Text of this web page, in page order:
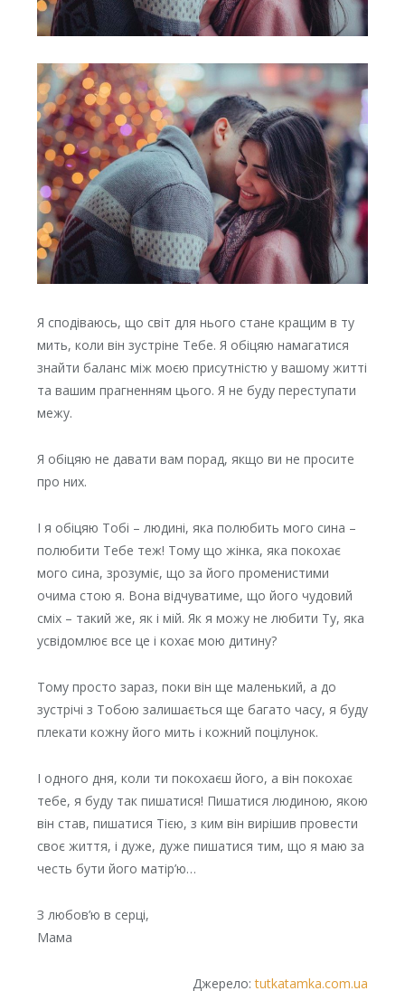
Я сподіваюсь, що світ для нього стане кращим в ту
мить, коли він зустріне Тебе. Я обіцяю намагатися
знайти баланс між моєю присутністю у вашому житті
та вашим прагненням цього. Я не буду переступати
межу.
Я обіцяю не давати вам порад, якщо ви не просите
про них.
І я обіцяю Тобі – людині, яка полюбить мого сина –
полюбити Тебе теж! Тому що жінка, яка покохає
мого сина, зрозуміє, що за його променистими
очима стою я. Вона відчуватиме, що його чудовий
сміх – такий же, як і мій. Як я можу не любити Ту, яка
усвідомлює все це і кохає мою дитину?
Тому просто зараз, поки він ще маленький, а до
зустрічі з Тобою залишається ще багато часу, я буду
плекати кожну його мить і кожний поцілунок.
І одного дня, коли ти покохаєш його, а він покохає
тебе, я буду так пишатися! Пишатися людиною, якою
він став, пишатися Тією, з ким він вирішив провести
своє життя, і дуже, дуже пишатися тим, що я маю за
честь бути його матір’ю…
З любов’ю в серці,
Мама
Джерело:tutkatamka.com.ua